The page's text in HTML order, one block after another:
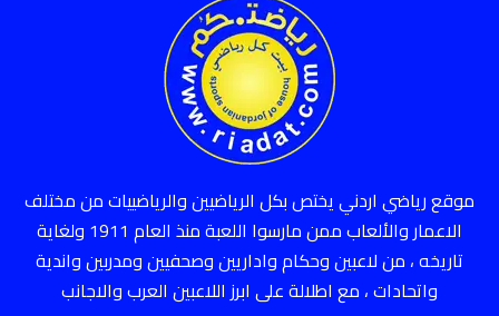
موقع رياضي اردني يختص بكل الرياضيين والرياضييات من مختلف
الاعمار والألعاب ممن مارسوا اللعبة منذ العام 1911 ولغاية
تاريخه ، من لاعبين وحكام واداريين وصحفيين ومدربين واندية
واتحادات ، مع اطلالة على ابرز اللاعبين العرب والاجانب